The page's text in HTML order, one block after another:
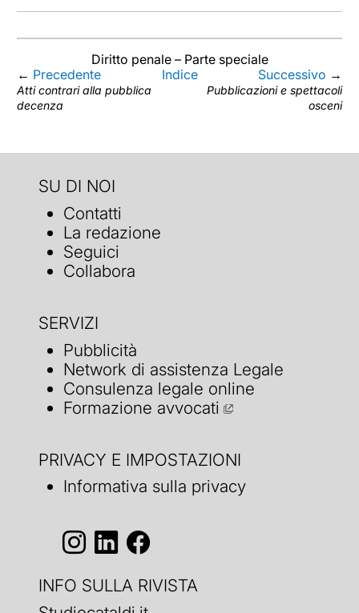
Diritto penale – Parte speciale
← Precedente
Atti contrari alla pubblica
decenza
Indice Successivo →
Pubblicazioni e spettacoli
osceni
SU DI NOI
Contatti
La redazione
Seguici
Collabora
SERVIZI
Pubblicità
Network di assistenza Legale
Consulenza legale online
Formazione avvocati
PRIVACY E IMPOSTAZIONI
Informativa sulla privacy
INFO SULLA RIVISTA